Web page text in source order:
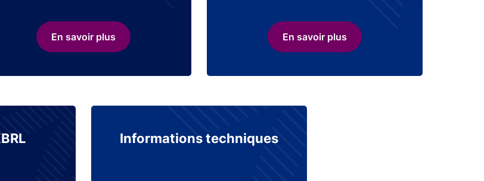
En savoir plus En savoir plus
Informations techniques